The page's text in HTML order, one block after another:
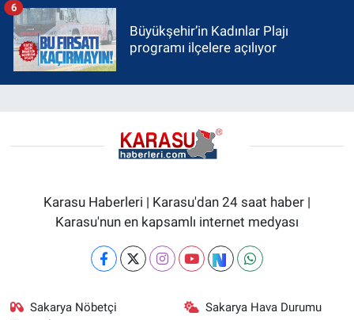
Büyükşehir’in Kadınlar Plajı
programı ilçelere açılıyor
6
Karasu Haberleri | Karasu'dan 24 saat haber |
Karasu'nun en kapsamlı internet medyası
Sakarya Nöbetçi
Sakarya Hava Durumu